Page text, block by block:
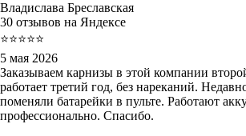
Владислава Бреславская
30 отзывов на Яндексе
⭐⭐⭐⭐⭐
5 мая 2026
Заказываем карнизы в этой компании
работает третий год, без нареканий.
поменяли батарейки в пульте. Работают
профессионально. Спасибо.